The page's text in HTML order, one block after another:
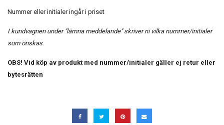
Nummer eller initialer ingår i priset
I kundvagnen under "lämna meddelande" skriver ni vilka nummer/initialer
som önskas.
OBS! Vid köp av produkt med nummer/initialer gäller ej retur eller
bytesrätten